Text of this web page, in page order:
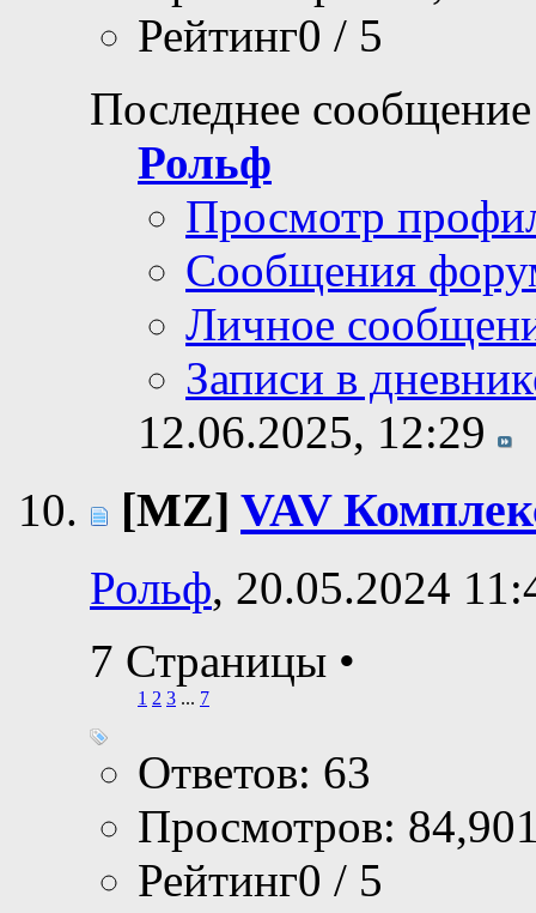
Рейтинг0 / 5
Последнее
Рольф
Просмотр
Сообщения
Личное
Записи в
12.06.2025, 12:29
[MZ] VAV
Рольф, 20.05.2024
7 Страницы •
1 2 3 ... 7
Ответов: 63
Просмотров:
Рейтинг0 / 5